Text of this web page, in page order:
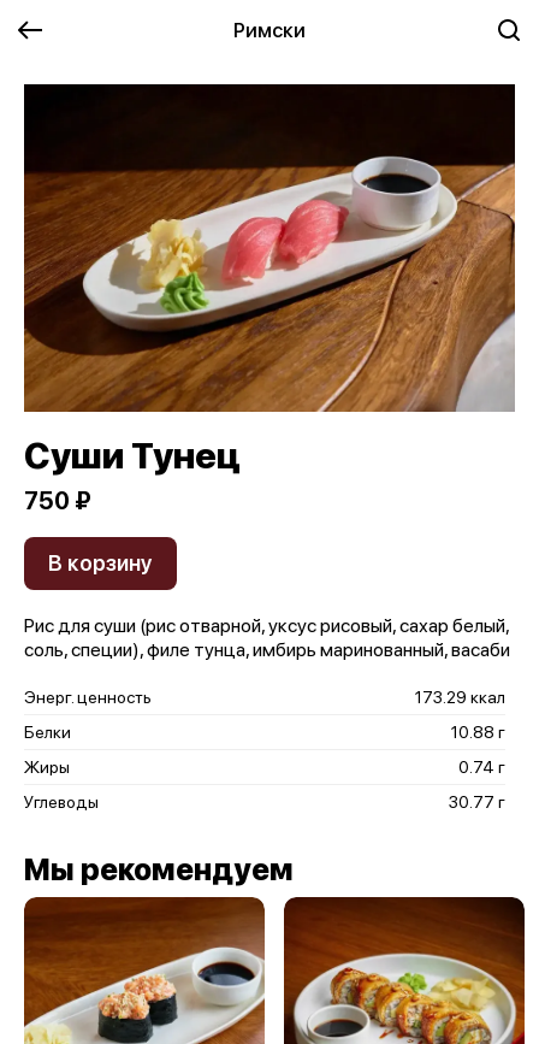
Римски
Суши Тунец
750 ₽
В корзину
Рис для суши (рис отварной, уксус рисовый, сахар белый,
соль, специи), филе тунца, имбирь маринованный, васаби
Энерг. ценность
173.29 ккал
Белки
10.88 г
Жиры
0.74 г
Углеводы
30.77 г
Мы рекомендуем